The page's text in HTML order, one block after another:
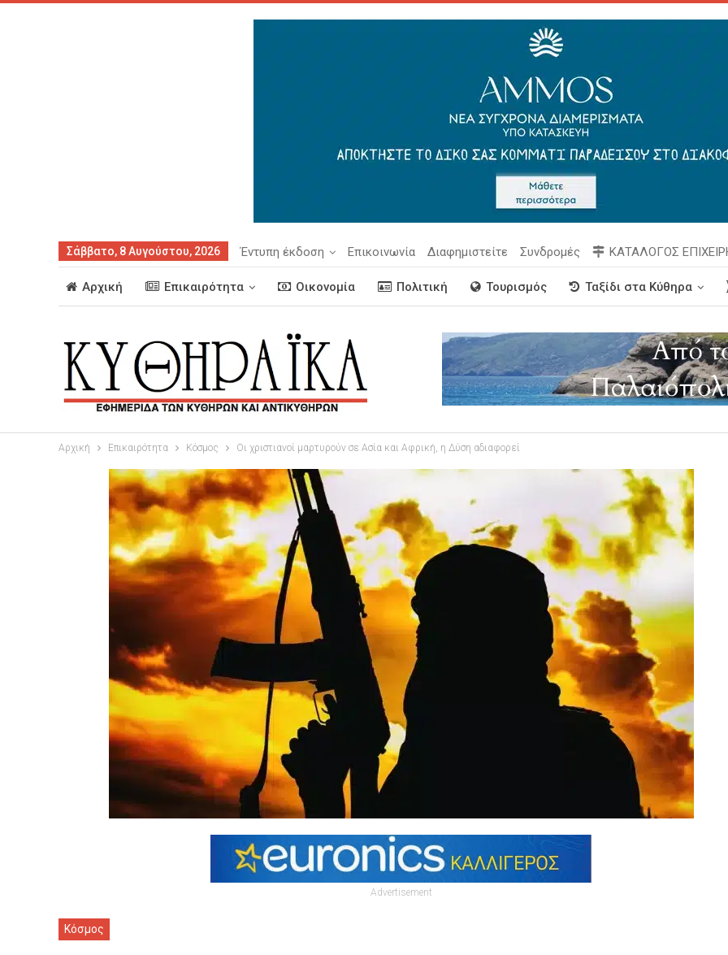
Σάββατο, 8 Αυγούστου, 2026 Έντυπη έκδοση Επικοινωνία Διαφημιστείτε Συνδρομές ΚΑΤΑΛΟΓΟΣ
Αρχική Επικαιρότητα Οικονομία Πολιτική Τουρισμός Ταξίδι στα Κύθηρα
Αρχική Επικαιρότητα Κόσμος Οι χριστιανοί μαρτυρούν σε Ασία και Αφρική, η Δύση αδιαφορεί
Advertisement
Κόσμος